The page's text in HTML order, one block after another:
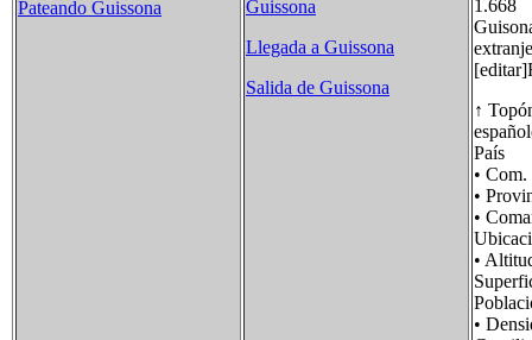
Pateando Guissona
Guissona
Llegada a Guissona
Salida de Guissona
↑
País
•
•
•
•
•